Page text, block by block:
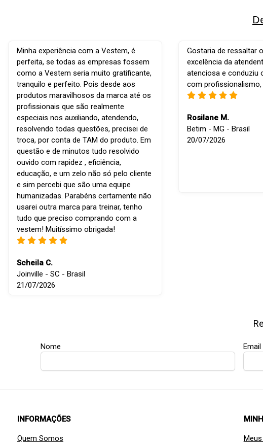
Minha experiência com a Vestem, é
perfeita, se todas as empresas fossem
como a Vestem seria muito gratificante,
tranquilo e perfeito. Pois desde aos
produtos maravilhosos da marca até os
profissionais que são realmente
especiais nos auxiliando, atendendo,
resolvendo todas questões, precisei de
troca, por conta de TAM do produto. Em
questão e de minutos tudo resolvido
ouvido com rapidez , eficiência,
educação, e um zelo não só pelo cliente
e sim percebi que são uma equipe
humanizadas. Parabéns certamente não
usarei outra marca para treinar, tenho
tudo que preciso comprando com a
vestem! Muitíssimo obrigada!
Scheila C.
Joinville - SC - Brasil
21/07/2026
Gostaria de ressaltar
excelência da
atenciosa e conduziu
com profissionalismo,
Rosilane M.
Betim - MG - Brasil
20/07/2026
Nome Email
INFORMAÇÕES
Quem Somos